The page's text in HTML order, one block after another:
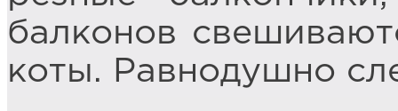
балконов
коты. Равнодушно